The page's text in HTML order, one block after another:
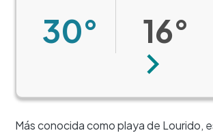
30° 16°
Seguinte
Más conocida como playa de Lourido,